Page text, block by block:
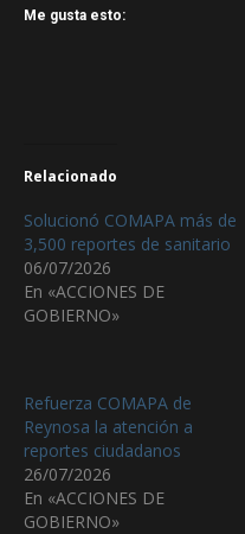
Me gusta esto:
Relacionado
Solucionó COMAPA más de
3,500 reportes de sanitario
06/07/2026
En «ACCIONES DE
GOBIERNO»
Refuerza COMAPA de
Reynosa la atención a
reportes ciudadanos
26/07/2026
En «ACCIONES DE
GOBIERNO»